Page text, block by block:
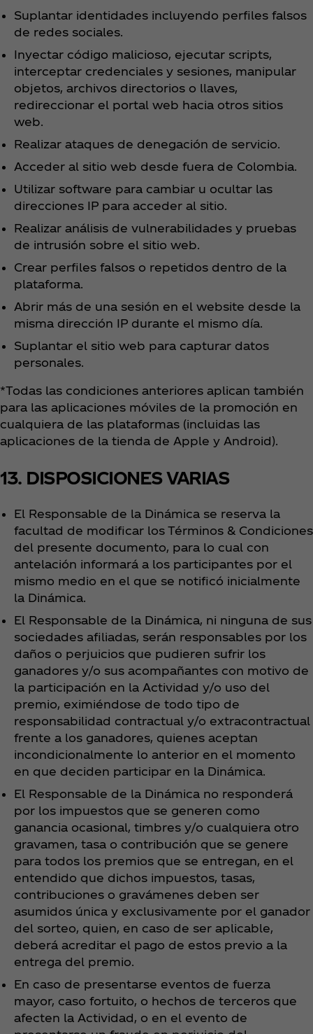
Suplantar identidades incluyendo perfiles falsos
de redes sociales.
Inyectar código malicioso, ejecutar scripts,
interceptar credenciales y sesiones, manipular
objetos, archivos directorios o llaves,
redireccionar el portal web hacia otros sitios
web.
Realizar ataques de denegación de servicio.
Acceder al sitio web desde fuera de Colombia.
Utilizar software para cambiar u ocultar las
direcciones IP para acceder al sitio.
Realizar análisis de vulnerabilidades y pruebas
de intrusión sobre el sitio web.
Crear perfiles falsos o repetidos dentro de la
plataforma.
Abrir más de una sesión en el website desde la
misma dirección IP durante el mismo día.
Suplantar el sitio web para capturar datos
personales.
*Todas las condiciones anteriores aplican también
para las aplicaciones móviles de la promoción en
cualquiera de las plataformas (incluidas las
aplicaciones de la tienda de Apple y Android).
13. DISPOSICIONES VARIAS
El Responsable de la Dinámica se reserva la
facultad de modificar los Términos & Condiciones
del presente documento, para lo cual con
antelación informará a los participantes por el
mismo medio en el que se notificó inicialmente
la Dinámica.
El Responsable de la Dinámica, ni ninguna de sus
sociedades afiliadas, serán responsables por los
daños o perjuicios que pudieren sufrir los
ganadores y/o sus acompañantes con motivo de
la participación en la Actividad y/o uso del
premio, eximiéndose de todo tipo de
responsabilidad contractual y/o extracontractual
frente a los ganadores, quienes aceptan
incondicionalmente lo anterior en el momento
en que deciden participar en la Dinámica.
El Responsable de la Dinámica no responderá
por los impuestos que se generen como
ganancia ocasional, timbres y/o cualquiera otro
gravamen, tasa o contribución que se genere
para todos los premios que se entregan, en el
entendido que dichos impuestos, tasas,
contribuciones o gravámenes deben ser
asumidos única y exclusivamente por el ganador
del sorteo, quien, en caso de ser aplicable,
deberá acreditar el pago de estos previo a la
entrega del premio.
En caso de presentarse eventos de fuerza
mayor, caso fortuito, o hechos de terceros que
afecten la Actividad, o en el evento de